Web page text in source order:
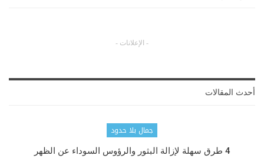
- الإعلانات -
أحدث المقالات
جمال بلا حدود
4 طرق سهلة لإزالة البثور والرؤوس السوداء عن الظهر